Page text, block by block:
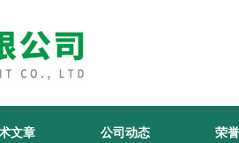
文章 公司动态 荣